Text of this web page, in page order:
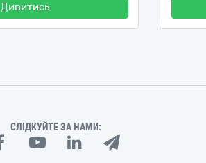
Дивитись
СЛІДКУЙТЕ ЗА НАМИ: